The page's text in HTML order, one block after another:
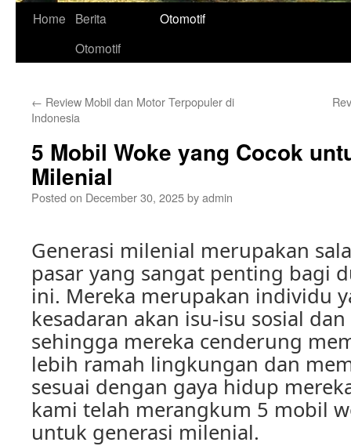
Home
Berita
Otomotif
Otomotif
← Review Mobil dan Motor Terpopuler di
Indonesia
5 Mobil Woke yang Cocok
Milenial
Posted on December 30, 2025byadmin
Generasi milenial merupakan
pasar yang sangat penting bagi
ini. Mereka merupakan individu
kesadaran akan isu-isu sosial
sehingga mereka cenderung
lebih ramah lingkungan dan
sesuai dengan gaya hidup
kami telah merangkum 5 mobil
untuk generasi milenial.